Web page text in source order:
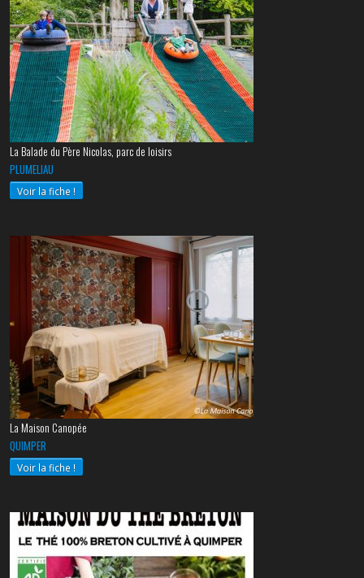
La Balade du Père Nicolas, parc de loisirs
PLUMELIAU
Voir la fiche !
La Maison Canopée
QUIMPER
Voir la fiche !